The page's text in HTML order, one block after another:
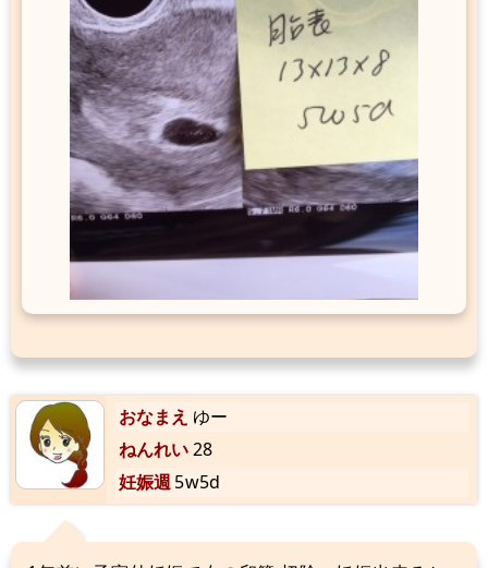
おなまえ ゆー
ねんれい28
妊娠週5w5d